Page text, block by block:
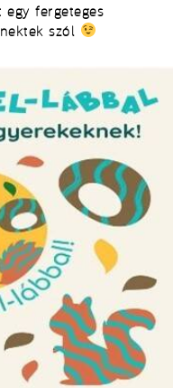
egy fergeteges
szól